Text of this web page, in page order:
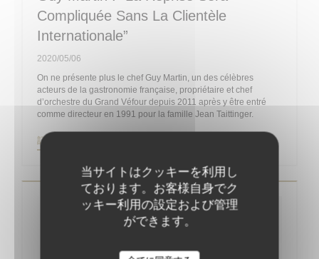
当サイトはクッキーを利用し
ております。お客様自身でク
ッキー利用の設定および管理
ができます。
Compliquée Sans La Clientèle
Internationale”
2020/05/06
On ne présente plus le chef Guy Martin, un des célèbres
acteurs de la gastronomie française, propriétaire et chef
d’orchestre du Grand Véfour depuis 2011 après y être entré
comme directeur en 1991 pour la famille Jean Taittinger.
記事を読む